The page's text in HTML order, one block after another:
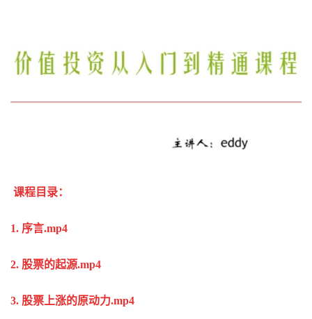
课程目录：
1. 序言.mp4
2. 股票的起源.mp4
3. 股票上涨的原动力.mp4